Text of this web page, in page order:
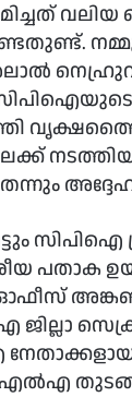
വലിയ
സിപിഐ
പതാക
ഓഫീസ്